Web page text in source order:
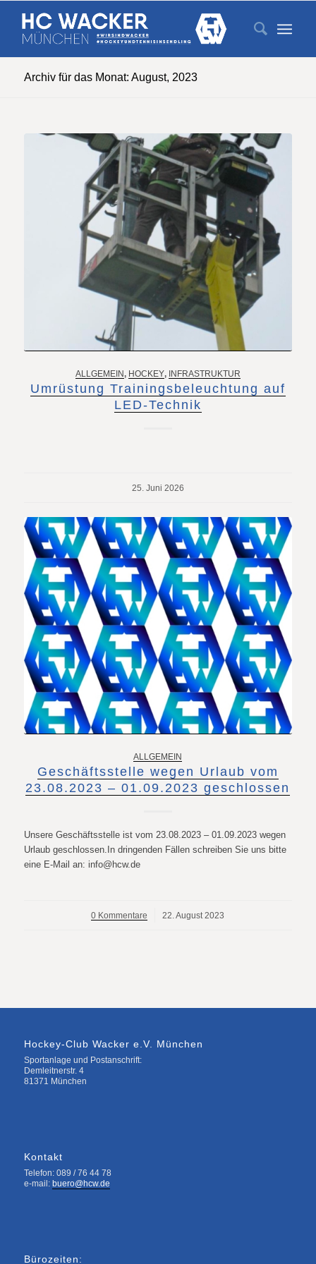
Archiv für das Monat: August, 2023
ALLGEMEIN, HOCKEY, INFRASTRUKTUR
Umrüstung Trainingsbeleuchtung auf
LED-Technik
25. Juni 2026
ALLGEMEIN
Geschäftsstelle wegen Urlaub vom
23.08.2023 – 01.09.2023 geschlossen
Unsere Geschäftsstelle ist vom 23.08.2023 – 01.09.2023 wegen
Urlaub geschlossen.In dringenden Fällen schreiben Sie uns bitte
eine E-Mail an: info@hcw.de
0 Kommentare
/ 22. August 2023
Hockey-Club Wacker e.V. München
Sportanlage und Postanschrift:
Demleitnerstr. 4
81371 München
Kontakt
Telefon: 089 / 76 44 78
e-mail: buero@hcw.de
Bürozeiten: